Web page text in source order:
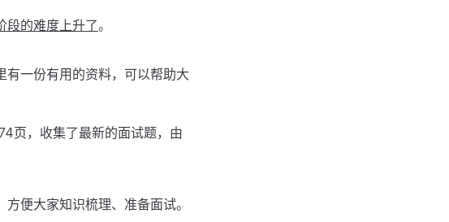
段的难度上升了。
一份有用的资料，可以帮助大
页，收集了最新的面试题，由
便大家知识梳理、准备面试。